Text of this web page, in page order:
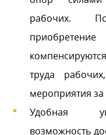
рабочих.
труда
мероприятия
Удобная
возможность